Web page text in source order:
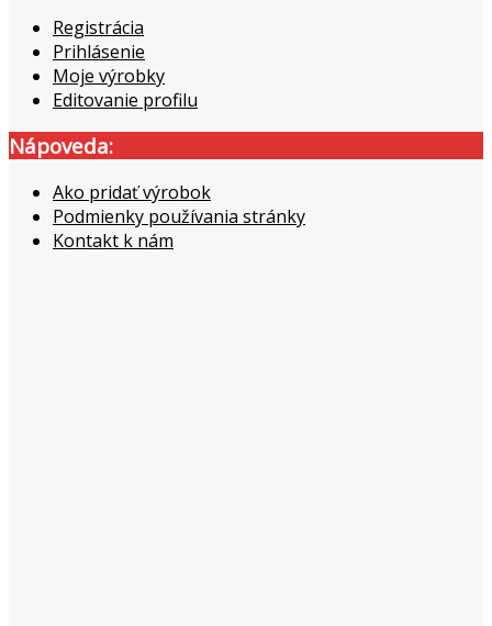
Registrácia
Prihlásenie
Moje výrobky
Editovanie profilu
Nápoveda:
Ako pridať výrobok
Podmienky používania stránky
Kontakt k nám